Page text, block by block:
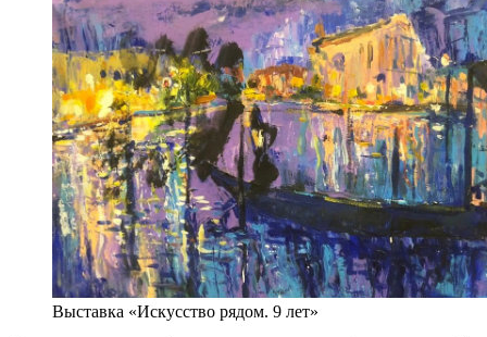
Выставка «Искусство рядом. 9 лет»